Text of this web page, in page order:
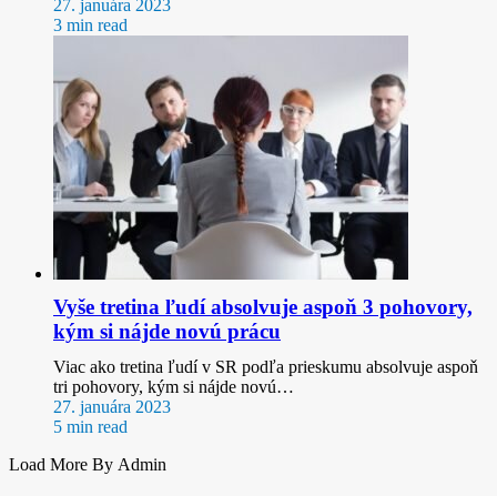
27. januára 2023
3 min read
Vyše tretina ľudí absolvuje aspoň 3 pohovory,
kým si nájde novú prácu
Viac ako tretina ľudí v SR podľa prieskumu absolvuje aspoň
tri pohovory, kým si nájde novú…
27. januára 2023
5 min read
Load More By Admin